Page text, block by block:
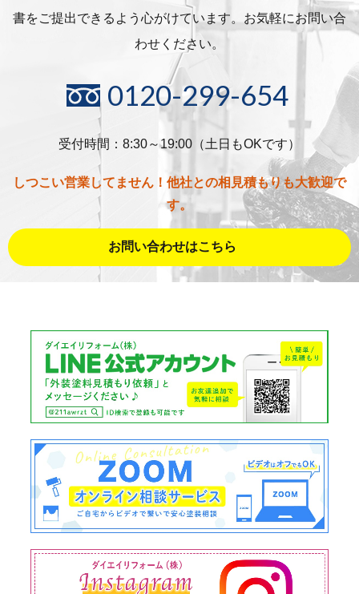
書をご提出できるよう心がけています。お気軽にお問い合
わせください。
0120-299-654
受付時間：8:30～19:00（土日もOKです）
しつこい営業してません！他社との相見積もりも大歓迎で
す。
お問い合わせはこちら